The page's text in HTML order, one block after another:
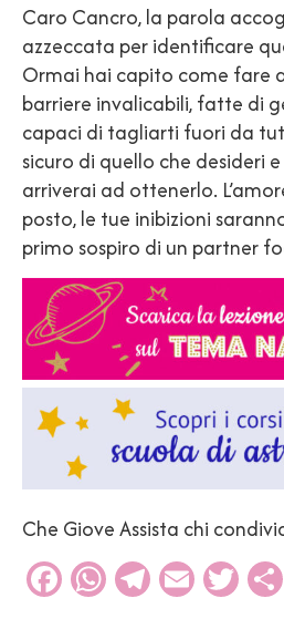
Caro Cancro, la parola
azzeccata per identificare
Ormai hai capito come fare
barriere invalicabili, fatte di
capaci di tagliarti fuori da
sicuro di quello che desideri
arriverai ad ottenerlo.
posto, le tue inibizioni
primo sospiro di un partner
Che Giove Assista chi
Facebook
WhatsApp
Telegram
Email